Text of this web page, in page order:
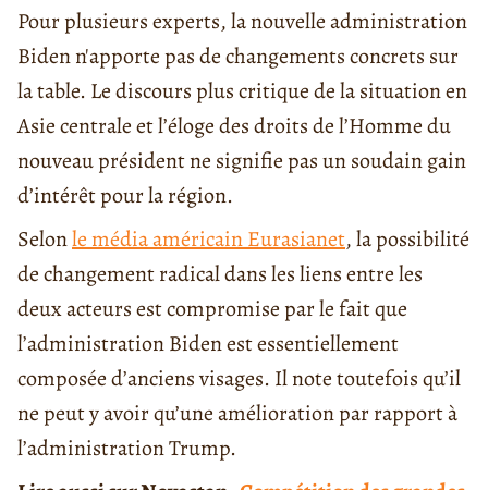
Pour plusieurs experts, la nouvelle administration
Biden n'apporte pas de changements concrets sur
la table. Le discours plus critique de la situation en
Asie centrale et l’éloge des droits de l’Homme du
nouveau président ne signifie pas un soudain gain
d’intérêt pour la région.
Selonle média américain Eurasianet, la possibilité
de changement radical dans les liens entre les
deux acteurs est compromise par le fait que
l’administration Biden est essentiellement
composée d’anciens visages. Il note toutefois qu’il
ne peut y avoir qu’une amélioration par rapport à
l’administration Trump.